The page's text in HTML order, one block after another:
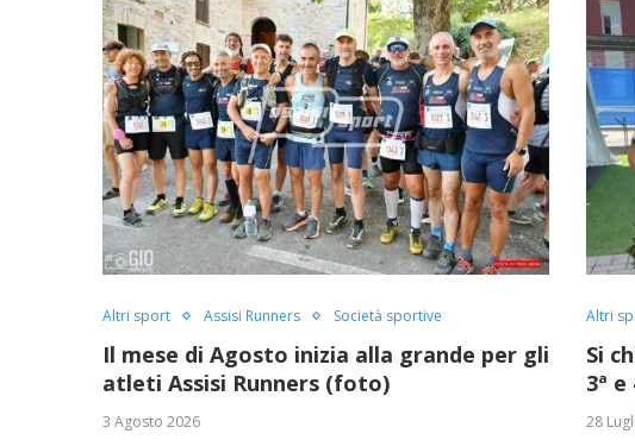
Altri sport Assisi Runners Società sportive
Il mese di Agosto inizia alla grande per gli
atleti Assisi Runners (foto)
3 Agosto 2026
Altri
Si
3ª
28